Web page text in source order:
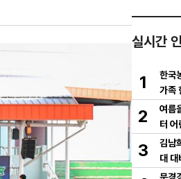
실시간
1
한국
가족
2
여름
터
마무
3
김남
대
업